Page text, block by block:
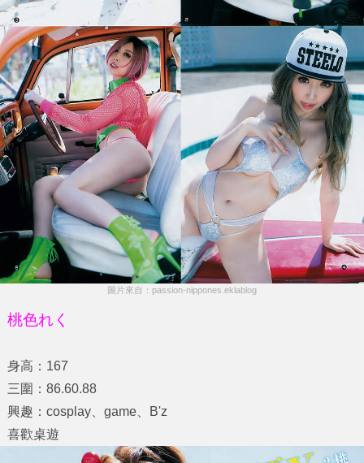
圖片來自：passion-nippones.eklablog
桃色れく
身高：167
三圍：86.60.88
興趣：cosplay、game、B'z
喜歡桌遊